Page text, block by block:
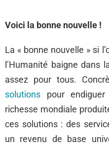
Voici la bonne nouvelle !
La « bonne nouvelle » si
l’Humanité baigne dans
assez pour tous.
solutions pour
richesse mondiale
ces solutions : des
un revenu de base